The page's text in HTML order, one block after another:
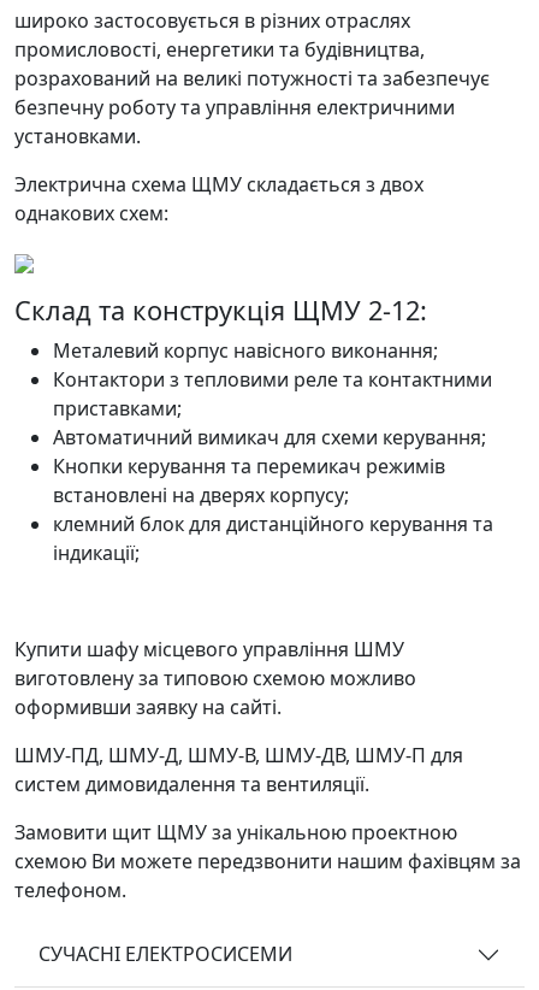
широко застосовується в різних отраслях
промисловості, енергетики та будівництва,
розрахований на великі потужності та забезпечує
безпечну роботу та управління електричними
установками.
Электрична схема ЩМУ складається з двох
однакових схем:
Склад та конструкція ЩМУ 2-12:
Металевий корпус навісного виконання;
Контактори з тепловими реле та контактними
приставками;
Автоматичний вимикач для схеми керування;
Кнопки керування та перемикач режимів
встановлені на дверях корпусу;
клемний блок для дистанційного керування та
індикації;
Купити шафу місцевого управління ШМУ
виготовлену за типовою схемою можливо
оформивши заявку на сайті.
ШМУ-ПД, ШМУ-Д, ШМУ-В, ШМУ-ДВ, ШМУ-П для
систем димовидалення та вентиляції.
Замовити щит ЩМУ за унікальною проектною
схемою Ви можете передзвонити нашим фахівцям за
телефоном.
СУЧАСНІ ЕЛЕКТРОСИСЕМИ